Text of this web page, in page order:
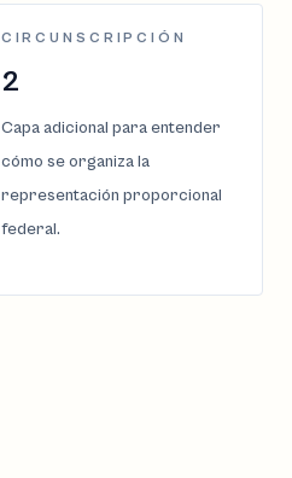
CIRCUNSCRIPCIÓN
2
Capa adicional para entender
cómo se organiza la
representación proporcional
federal.